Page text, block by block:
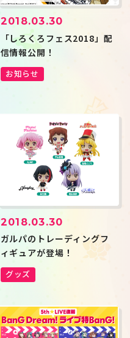
2018.03.30
お知らせ
「しろくろフェス2018」配
信情報公開！
2018.03.30
グッズ
ガルパのトレーディングフ
ィギュアが登場！